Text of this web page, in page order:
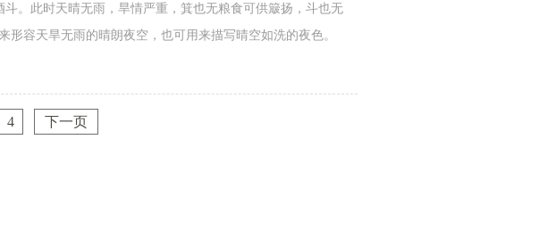
。此时天晴无雨，旱情严重，箕也无粮食可供簸扬，斗也无
容天旱无雨的晴朗夜空，也可用来描写晴空如洗的夜色。
4 下一页